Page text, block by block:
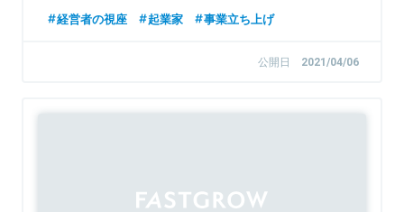
経営者の視座 起業家 事業立ち上げ
公開日 2021/04/06